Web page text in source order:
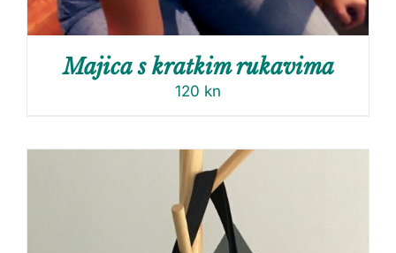
Majica s kratkim rukavima
120 kn